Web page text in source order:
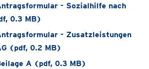
- Sozialhilfe nach
0.3 MB)
- Zusatzleistungen
(pdf, 0.2 MB)
A (pdf, 0.3 MB)